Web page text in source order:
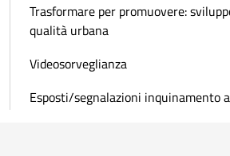
Trasformare per promuovere:
qualità urbana
Videosorveglianza
Esposti/segnalazioni inquinamento